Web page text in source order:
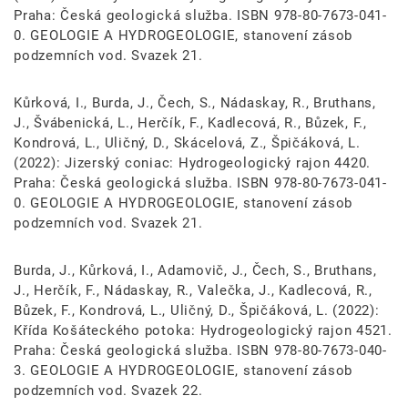
Praha: Česká geologická služba. ISBN 978-80-7673-041-
0. GEOLOGIE A HYDROGEOLOGIE, stanovení zásob
podzemních vod. Svazek 21.
Kůrková, I., Burda, J., Čech, S., Nádaskay, R., Bruthans,
J., Švábenická, L., Herčík, F., Kadlecová, R., Bůzek, F.,
Kondrová, L., Uličný, D., Skácelová, Z., Špičáková, L.
(2022): Jizerský coniac: Hydrogeologický rajon 4420.
Praha: Česká geologická služba. ISBN 978-80-7673-041-
0. GEOLOGIE A HYDROGEOLOGIE, stanovení zásob
podzemních vod. Svazek 21.
Burda, J., Kůrková, I., Adamovič, J., Čech, S., Bruthans,
J., Herčík, F., Nádaskay, R., Valečka, J., Kadlecová, R.,
Bůzek, F., Kondrová, L., Uličný, D., Špičáková, L. (2022):
Křída Košáteckého potoka: Hydrogeologický rajon 4521.
Praha: Česká geologická služba. ISBN 978-80-7673-040-
3. GEOLOGIE A HYDROGEOLOGIE, stanovení zásob
podzemních vod. Svazek 22.